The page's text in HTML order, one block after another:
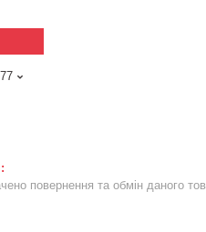
повернення та обмін даного